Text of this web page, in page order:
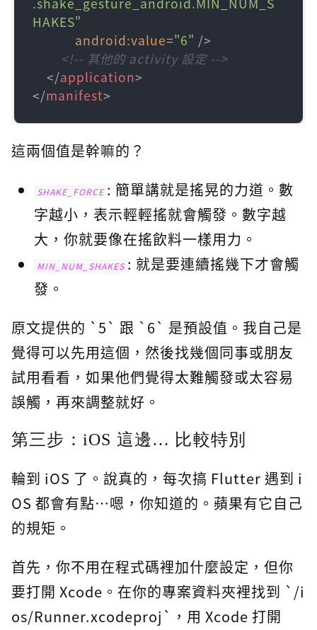
HAKES"
android:value="6" />
<!-- 其他的 activity 設定 -->
</application>
</manifest>
這兩個值是幹嘛的？
SHAKE_FORCE : 簡單講就是搖晃的力道。數
字越小，表示輕輕搖就會觸發。數字越
大，你就要像在搖飲料一樣用力。
MIN_NUM_SHAKES : 就是要連續搖幾下才會觸
發。
原文提供的 `5` 跟 `6` 是預設值。我自己是
覺得可以先用這個，然後找幾個同事或朋友
試用看看，如果他們覺得太難觸發或太容易
誤觸，再來調整就好。
第三步：iOS 這邊… 比較特別
輪到 iOS 了。說真的，每次搞 Flutter 遇到 i
OS 都會有點…嗯，你知道的。蘋果有它自己
的規矩。
首先，你不用在程式碼裡加什麼設定，但你
要打開 Xcode。在你的專案資料夾裡找到 `/i
os/Runner.xcodeproj`，用 Xcode 打開